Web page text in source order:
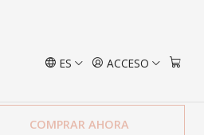
ES ACCESO
COMPRAR AHORA